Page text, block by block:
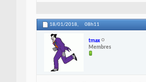
18/01/2018, 08h11
tmax
Membres